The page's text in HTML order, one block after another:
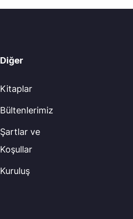
Diğer
Kitaplar
Bültenlerimiz
Şartlar ve
Koşullar
Kuruluş